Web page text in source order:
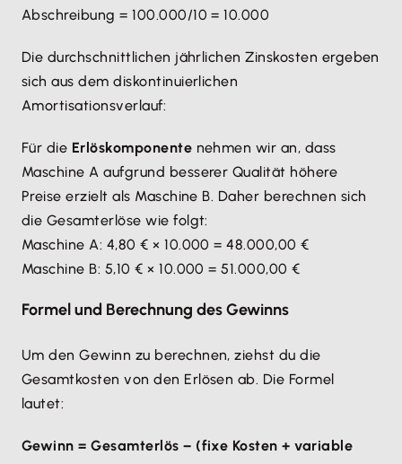
Abschreibung = 100.000/10 = 10.000
Die durchschnittlichen jährlichen Zinskosten ergeben
sich aus dem diskontinuierlichen
Amortisationsverlauf:
Für die Erlöskomponente nehmen wir an, dass
Maschine A aufgrund besserer Qualität höhere
Preise erzielt als Maschine B. Daher berechnen sich
die Gesamterlöse wie folgt:
Maschine A: 4,80 € × 10.000 = 48.000,00 €
Maschine B: 5,10 € × 10.000 = 51.000,00 €
Formel und Berechnung des Gewinns
Um den Gewinn zu berechnen, ziehst du die
Gesamtkosten von den Erlösen ab. Die Formel
lautet:
Gewinn = Gesamterlös − (fixe Kosten + variable